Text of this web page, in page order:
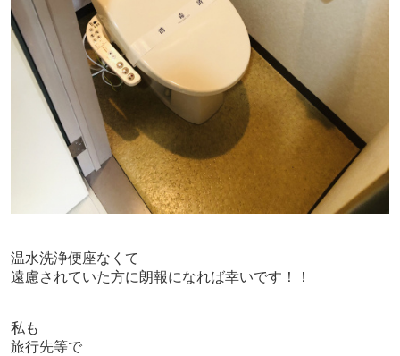
温水洗浄便座なくて
遠慮されていた方に朗報になれば幸いです！！
私も
旅行先等で